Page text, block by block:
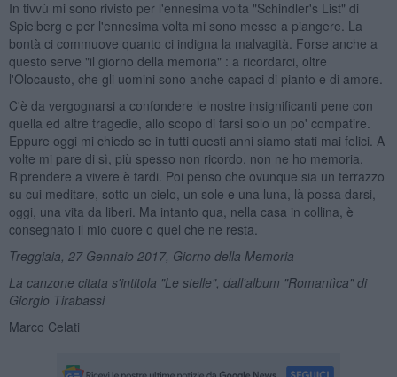
In tivvù mi sono rivisto per l'ennesima volta "Schindler's List" di
Spielberg e per l'ennesima volta mi sono messo a piangere. La
bontà ci commuove quanto ci indigna la malvagità. Forse anche a
questo serve "il giorno della memoria" : a ricordarci, oltre
l'Olocausto, che gli uomini sono anche capaci di pianto e di amore.
C'è da vergognarsi a confondere le nostre insignificanti pene con
quella ed altre tragedie, allo scopo di farsi solo un po' compatire.
Eppure oggi mi chiedo se in tutti questi anni siamo stati mai felici. A
volte mi pare di sì, più spesso non ricordo, non ne ho memoria.
Riprendere a vivere è tardi. Poi penso che ovunque sia un terrazzo
su cui meditare, sotto un cielo, un sole e una luna, là possa darsi,
oggi, una vita da liberi. Ma intanto qua, nella casa in collina, è
consegnato il mio cuore o quel che ne resta.
Treggiaia, 27 Gennaio 2017, Giorno della Memoria
La canzone citata s'intitola "Le stelle", dall'album "Romantìca" di
Giorgio Tirabassi
Marco Celati